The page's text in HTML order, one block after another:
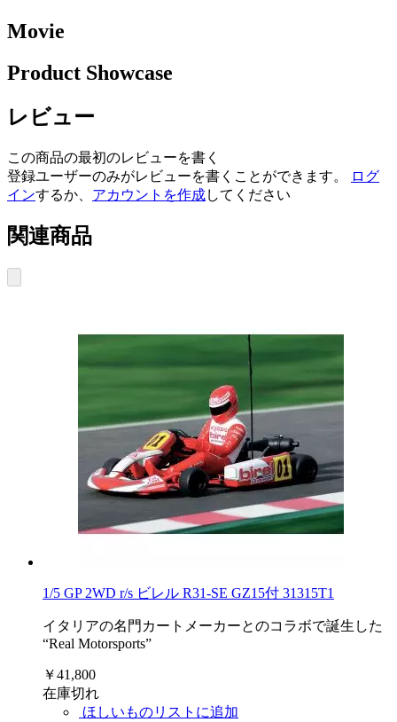
Movie
Product Showcase
レビュー
この商品の最初のレビューを書く
登録ユーザーのみがレビューを書くことができます。
ログ
インするか、 アカウントを作成してください
関連商品
1/5 GP 2WD r/s ビレル R31-SE GZ15付 31315T1
イタリアの名門カートメーカーとのコラボで誕生した
“Real Motorsports”
￥41,800
在庫切れ
ほしいものリストに追加